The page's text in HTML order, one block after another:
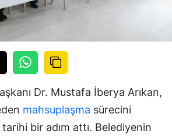
Dr. Mustafa İberya Arıkan,
mahsuplaşma sürecini
bir adım attı. Belediyenin